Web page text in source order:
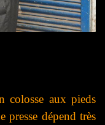
colosse aux pieds
presse dépend très